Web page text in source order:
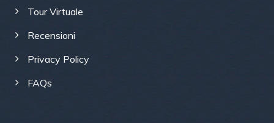
Tour Virtuale
Recensioni
Privacy Policy
FAQs